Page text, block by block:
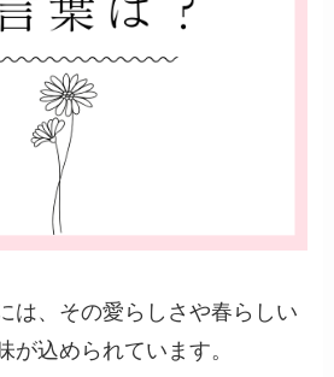
は、その愛らしさや春らしい
が込められています。